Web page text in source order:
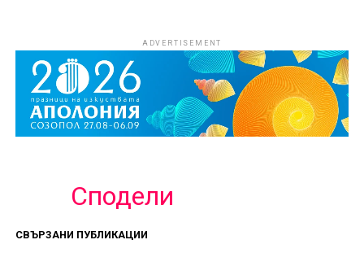
ADVERTISEMENT
Сподели
СВЪРЗАНИ ПУБЛИКАЦИИ